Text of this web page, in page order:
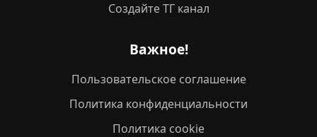
Создайте ТГ канал
Важное!
Пользовательское соглашение
Политика конфиденциальности
Политика cookie